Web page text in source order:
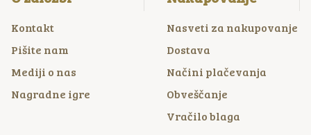
Kontakt
Pišite nam
Mediji o nas
Nagradne igre
Nasveti za nakupovanje
Dostava
Načini plačevanja
Obveščanje
Vračilo blaga